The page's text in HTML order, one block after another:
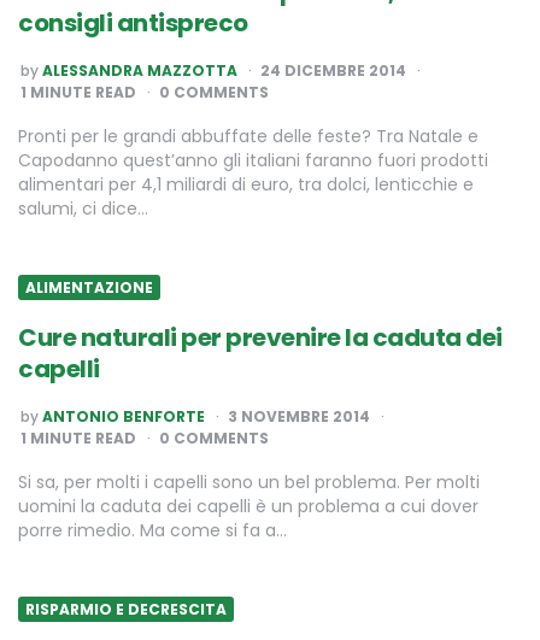
consigli antispreco
POSTED
BY
byALESSANDRA MAZZOTTA
24 DICEMBRE 2014
1 MINUTE READ 0 COMMENTS
Pronti per le grandi abbuffate delle feste? Tra Natale e
Capodanno quest’anno gli italiani faranno fuori prodotti
alimentari per 4,1 miliardi di euro, tra dolci, lenticchie e
salumi, ci dice…
ALIMENTAZIONE
Cure naturali per prevenire la caduta dei
capelli
POSTED
BY
byANTONIO BENFORTE
3 NOVEMBRE 2014
1 MINUTE READ 0 COMMENTS
Si sa, per molti i capelli sono un bel problema. Per molti
uomini la caduta dei capelli è un problema a cui dover
porre rimedio. Ma come si fa a…
RISPARMIO E DECRESCITA